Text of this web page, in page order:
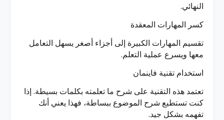
النهائي.
كسر المهارات المعقدة
تقسيم المهارات الكبيرة إلى أجزاء أصغر يسهل التعامل
معها ويسرع عملية التعلم.
استخدام تقنية فاينمان
تعتمد هذه التقنية على شرح ما تعلمته بكلمات بسيطة. إذا
كنت تستطيع شرح الموضوع ببساطة، فهذا يعني أنك
تفهمه بشكل جيد.